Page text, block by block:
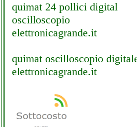
quimat 24 pollici digital
oscilloscopio
elettronicagrande.it
quimat oscilloscopio digitale
elettronicagrande.it